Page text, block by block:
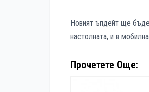
Новият ъпдейт ще бъде
настолната, и в
Прочетете Още: